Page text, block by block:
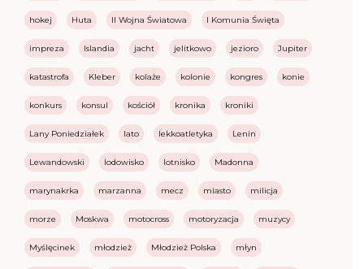
hokej Huta II Wojna Światowa I Komunia Święta
impreza Islandia jacht jelitkowo jezioro Jupiter
katastrofa Kleber kolaże kolonie kongres konie
konkurs konsul kościół kronika kroniki
Lany Poniedziałek lato lekkoatletyka Lenin
Lewandowski lodowisko lotnisko Madonna
marynakrka marzanna mecz miasto milicja
morze Moskwa motocross motoryzacja muzycy
Myślęcinek młodzież Młodzież Polska młyn